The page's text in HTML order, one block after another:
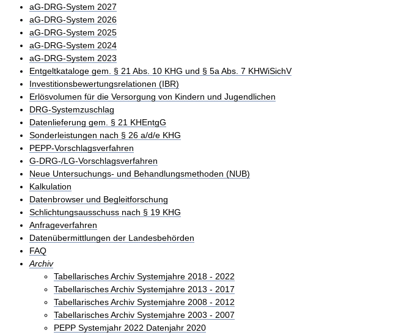
aG-DRG-System 2027
aG-DRG-System 2026
aG-DRG-System 2025
aG-DRG-System 2024
aG-DRG-System 2023
Entgeltkataloge gem. § 21 Abs. 10 KHG und § 5a Abs. 7 KHWiSichV
Investitionsbewertungsrelationen (IBR)
Erlösvolumen für die Versorgung von Kindern und Jugendlichen
DRG-Systemzuschlag
Datenlieferung gem. § 21 KHEntgG
Sonderleistungen nach § 26 a/d/e KHG
PEPP-Vorschlagsverfahren
G-DRG-/LG-Vorschlagsverfahren
Neue Untersuchungs- und Behandlungsmethoden (NUB)
Kalkulation
Datenbrowser und Begleitforschung
Schlichtungsausschuss nach § 19 KHG
Anfrageverfahren
Datenübermittlungen der Landesbehörden
FAQ
Archiv
Tabellarisches Archiv Systemjahre 2018 - 2022
Tabellarisches Archiv Systemjahre 2013 - 2017
Tabellarisches Archiv Systemjahre 2008 - 2012
Tabellarisches Archiv Systemjahre 2003 - 2007
PEPP Systemjahr 2022 Datenjahr 2020